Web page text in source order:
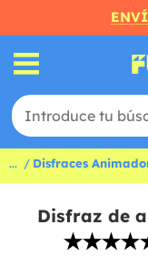
... Disfraces
Disfraz de